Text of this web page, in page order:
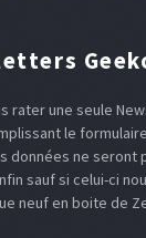
rater une seule
le
données ne seront
sauf si celui-ci
neuf en boite de